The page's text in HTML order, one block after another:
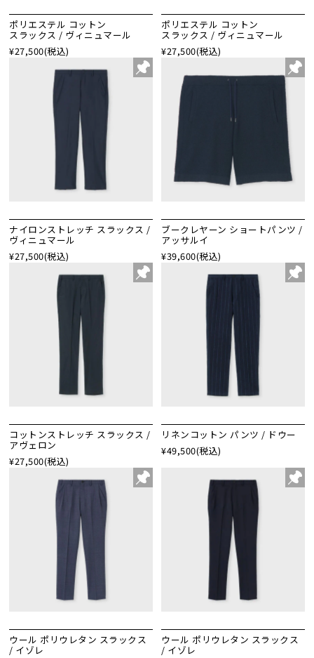
ポリエステル コットン
スラックス / ヴィニュマール
¥27,500(税込)
ポリエステル コットン
スラックス / ヴィニュマール
¥27,500(税込)
ナイロンストレッチ スラックス /
ヴィニュマール
¥27,500(税込)
ブークレヤーン ショートパンツ /
アッサルイ
¥39,600(税込)
コットンストレッチ スラックス /
アヴェロン
¥27,500(税込)
リネンコットン パンツ / ドウー
¥49,500(税込)
ウール ポリウレタン スラックス
/ イゾレ
ウール ポリウレタン スラックス
/ イゾレ